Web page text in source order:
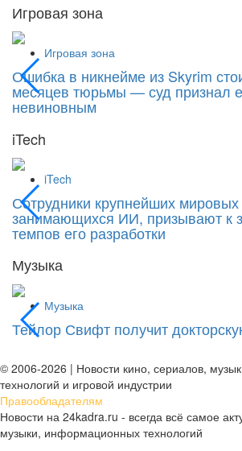
Игровая зона
Игровая зона
Ошибка в никнейме из Skyrim
месяцев тюрьмы — суд признал
невиновным
iTech
iTech
Сотрудники крупнейших
занимающихся ИИ, призывают к
темпов его разработки
Музыка
Музыка
Тейлор Свифт получит
© 2006-2026 | Новости кино, сериалов,
технологий и игровой индустрии
Правообладателям
Новости на 24kadra.ru - всегда всё самое
музыки, информационных технологий